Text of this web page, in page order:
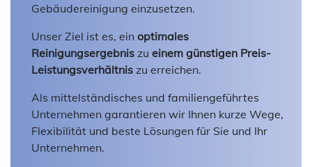
Gebäudereinigung einzusetzen.
Unser Ziel ist es, ein optimales
Reinigungsergebnis zu einem günstigen Preis-
Leistungsverhältnis zu erreichen.
Als mittelständisches und familiengeführtes
Unternehmen garantieren wir Ihnen kurze Wege,
Flexibilität und beste Lösungen für Sie und Ihr
Unternehmen.